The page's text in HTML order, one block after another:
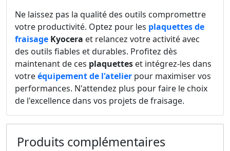
Ne laissez pas la qualité des outils compromettre
votre productivité. Optez pour les plaquettes de
fraisage Kyocera et relancez votre activité avec
des outils fiables et durables. Profitez dès
maintenant de ces plaquettes et intégrez-les dans
votreéquipement de l'atelier pour maximiser vos
performances. N'attendez plus pour faire le choix
de l'excellence dans vos projets de fraisage.
Produits complémentaires